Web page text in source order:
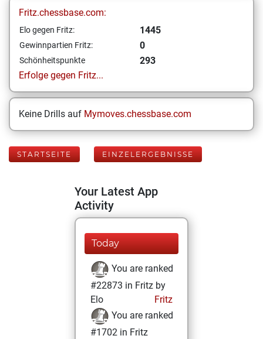
Fritz.chessbase.com:
Elo gegen Fritz: 1445
Gewinnpartien Fritz: 0
Schönheitspunkte
293
Erfolge gegen Fritz...
Keine Drills auf Mymoves.chessbase.com
STARTSEITE EINZELERGEBNISSE
Your Latest App
Activity
Today
You are ranked
#22873 in Fritz by
Elo
Fritz
You are ranked
#1702 in Fritz